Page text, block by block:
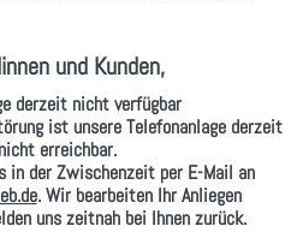
und Kunden,
derzeit nicht verfügbar
ist unsere Telefonanlage derzeit
erreichbar.
in der Zwischenzeit per E-Mail an
. Wir bearbeiten Ihr Anliegen
uns zeitnah bei Ihnen zurück.